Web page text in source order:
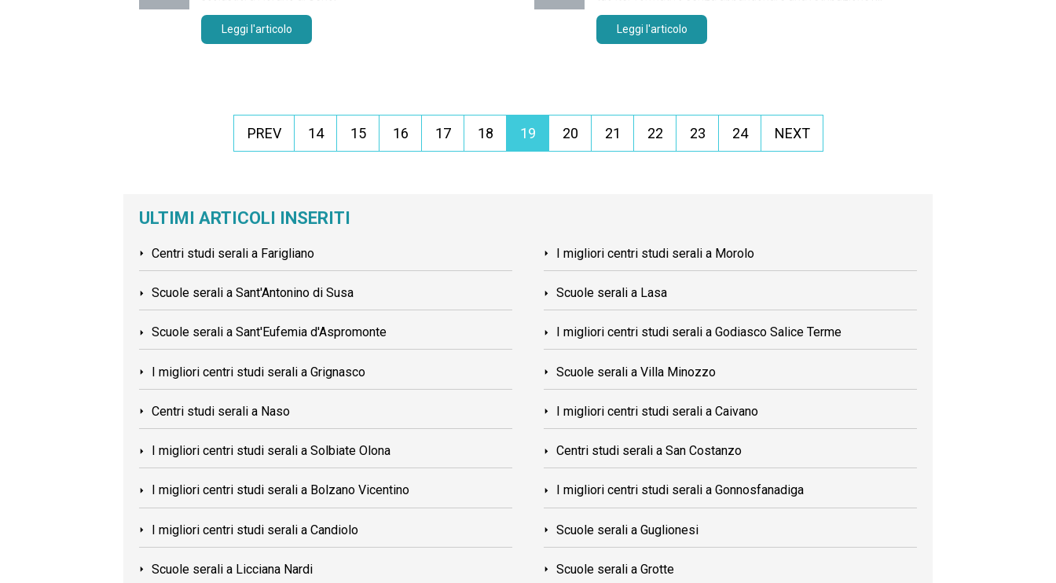
Leggi l'articolo
Sfoglia una selezione attenta delle scuole a Uri!
Leggi l'articolo
PREV 14 15 16 17 18 19 20 21 22 23 24 NEXT
ULTIMI ARTICOLI INSERITI
Centri studi serali a Farigliano I migliori centri studi serali a Morolo
Scuole serali a Sant'Antonino di Susa Scuole serali a Lasa
Scuole serali a Sant'Eufemia d'Aspromonte I migliori centri studi serali a Godiasco Salice Terme
I migliori centri studi serali a Grignasco Scuole serali a Villa Minozzo
Centri studi serali a Naso I migliori centri studi serali a Caivano
I migliori centri studi serali a Solbiate Olona Centri studi serali a San Costanzo
I migliori centri studi serali a Bolzano Vicentino I migliori centri studi serali a Gonnosfanadiga
I migliori centri studi serali a Candiolo Scuole serali a Guglionesi
Scuole serali a Licciana Nardi Scuole serali a Grotte